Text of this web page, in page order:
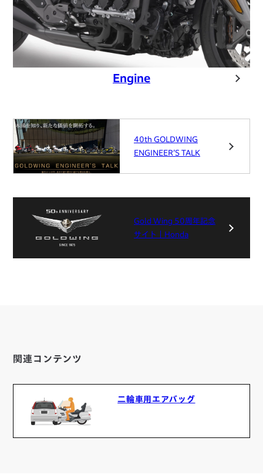
Engine
40th GOLDWING
ENGINEER’S TALK
Gold Wing 50周年記念
サイト｜Honda
関連コンテンツ
二輪車用エアバッグ